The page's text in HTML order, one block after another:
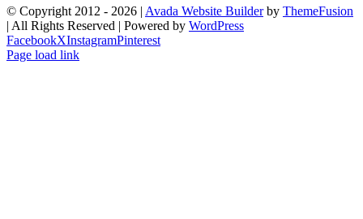
© Copyright 2012 - 2026 | Avada Website Builderby ThemeFusion
| All Rights Reserved | Powered by WordPress
FacebookXInstagramPinterest
Page load link